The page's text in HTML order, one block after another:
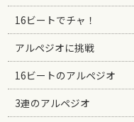
16ビートでチャ！
アルペジオに挑戦
16ビートのアルペジオ
3連のアルペジオ